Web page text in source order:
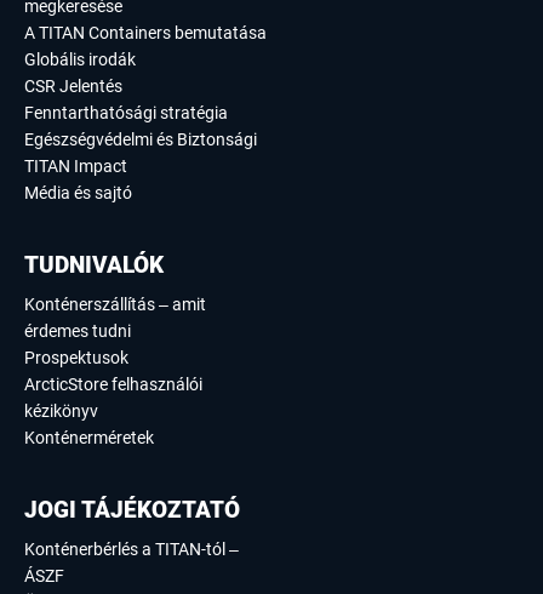
megkeresése
A TITAN Containers bemutatása
Globális irodák
CSR Jelentés
Fenntarthatósági stratégia
Egészségvédelmi és Biztonsági
TITAN Impact
Média és sajtó
TUDNIVALÓK
Konténerszállítás – amit
érdemes tudni
Prospektusok
ArcticStore felhasználói
kézikönyv
Konténerméretek
JOGI TÁJÉKOZTATÓ
Konténerbérlés a TITAN-tól –
ÁSZF